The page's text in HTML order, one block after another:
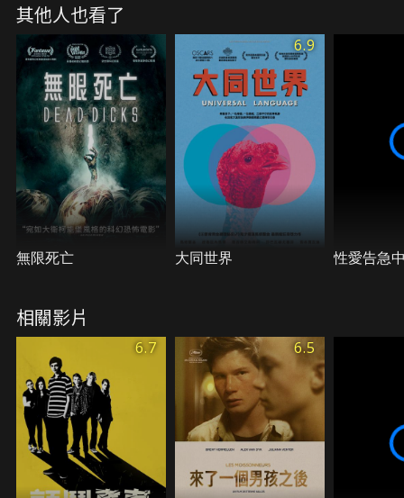
難以接受，父子倆面臨了痛苦的抉擇。查克能改變父
親的想法嗎？他們還能重拾過去父子情深的歡樂時光
嗎？
其他人也看了
無限死亡
6.9
大同世界 性愛告急
相關影片
6.7 6.5